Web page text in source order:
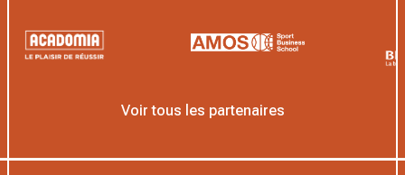
Voir tous les partenaires